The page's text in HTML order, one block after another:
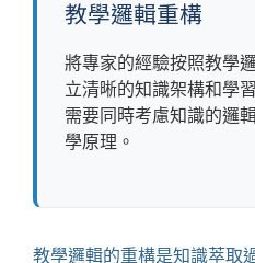
教學邏輯重構
將專家的經驗按照教學
立清晰的知識架構和學
需要同時考慮知識的邏
學原理。
教學邏輯的重構是知識萃取